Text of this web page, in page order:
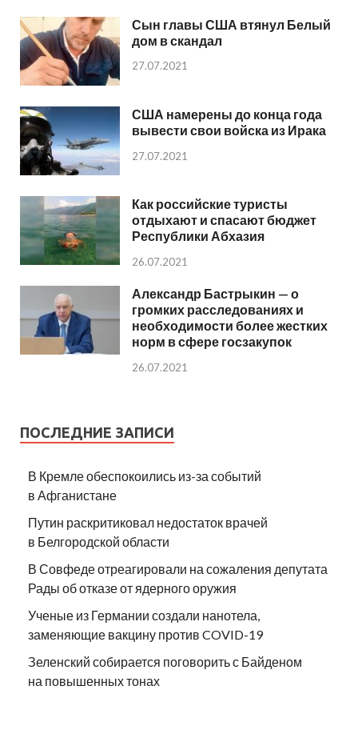
Сын главы США втянул Белый
дом в скандал
27.07.2021
США намерены до конца года
вывести свои войска из Ирака
27.07.2021
Как российские туристы
отдыхают и спасают бюджет
Республики Абхазия
26.07.2021
Александр Бастрыкин — о
громких расследованиях и
необходимости более жестких
норм в сфере госзакупок
26.07.2021
ПОСЛЕДНИЕ ЗАПИСИ
В Кремле обеспокоились из-за событий
в Афганистане
Путин раскритиковал недостаток врачей
в Белгородской области
В Совфеде отреагировали на сожаления депутата
Рады об отказе от ядерного оружия
Ученые из Германии создали нанотела,
заменяющие вакцину против COVID-19
Зеленский собирается поговорить с Байденом
на повышенных тонах